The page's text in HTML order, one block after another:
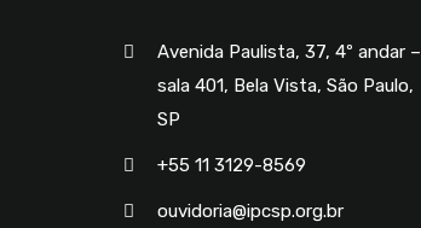
Avenida Paulista, 37, 4º andar –
sala 401, Bela Vista, São Paulo,
SP
+55 11 3129-8569
ouvidoria@ipcsp.org.br